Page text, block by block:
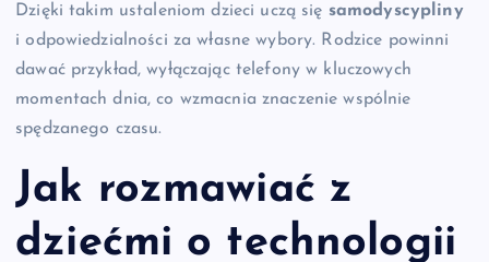
Dzięki takim ustaleniom dzieci uczą się samodyscypliny
i odpowiedzialności za własne wybory. Rodzice powinni
dawać przykład, wyłączając telefony w kluczowych
momentach dnia, co wzmacnia znaczenie wspólnie
spędzanego czasu.
Jak rozmawiać z
dziećmi o technologii